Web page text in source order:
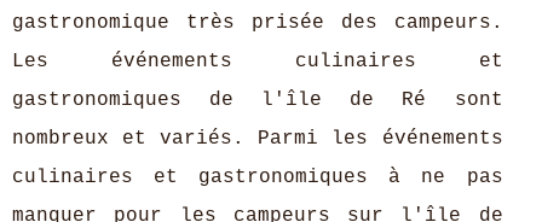
gastronomique très prisée des campeurs.
Les événements culinaires et
gastronomiques de l'île de Ré sont
nombreux et variés. Parmi les événements
culinaires et gastronomiques à ne pas
manquer pour les campeurs sur l'île de